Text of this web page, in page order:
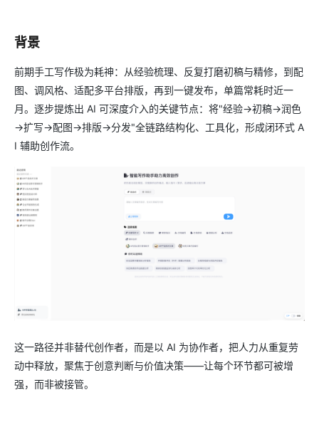
背景
前期手工写作极为耗神：从经验梳理、反复打磨初稿与精修，到配
图、调风格、适配多平台排版，再到一键发布，单篇常耗时近一
月。逐步提炼出 AI 可深度介入的关键节点：将"经验→初稿→润色
→扩写→配图→排版→分发"全链路结构化、工具化，形成闭环式 A
I 辅助创作流。
这一路径并非替代创作者，而是以 AI 为协作者，把人力从重复劳
动中释放，聚焦于创意判断与价值决策——让每个环节都可被增
强，而非被接管。